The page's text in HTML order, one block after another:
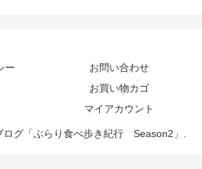
ー
お問い合わせ
お買い物カゴ
マイアカウント
グ「ぶらり食べ歩き紀行 Season2」.